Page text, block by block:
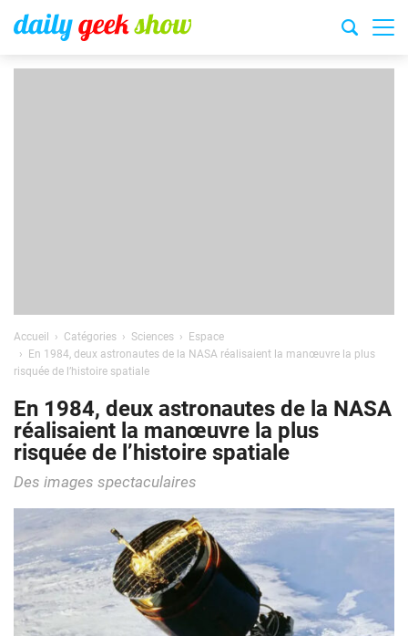
Accueil Catégories Sciences
Espace
En 1984, deux astronautes de la NASA réalisaient la manœuvre la plus
risquée de l’histoire spatiale
En 1984, deux astronautes de la NASA
réalisaient la manœuvre la plus
risquée de l’histoire spatiale
Des images spectaculaires